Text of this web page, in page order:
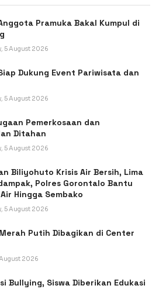
Pramuka Bakal Kumpul di
5 August 2026
Dukung Event Pariwisata dan
5 August 2026
Pemerkosaan dan
Ditahan
5 August 2026
Biliyohuto Krisis Air Bersih, Lima
Polres Gorontalo Bantu
Hingga Sembako
5 August 2026
Putih Dibagikan di Center
2026
Bullying, Siswa Diberikan Edukasi